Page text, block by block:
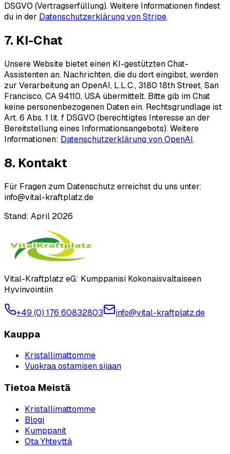
DSGVO (Vertragserfüllung). Weitere Informationen findest
du in der Datenschutzerklärung von Stripe.
7. KI-Chat
Unsere Website bietet einen KI-gestützten Chat-
Assistenten an. Nachrichten, die du dort eingibst, werden
zur Verarbeitung an OpenAI, L.L.C., 3180 18th Street, San
Francisco, CA 94110, USA übermittelt. Bitte gib im Chat
keine personenbezogenen Daten ein. Rechtsgrundlage ist
Art. 6 Abs. 1 lit. f DSGVO (berechtigtes Interesse an der
Bereitstellung eines Informationsangebots). Weitere
Informationen: Datenschutzerklärung von OpenAI.
8. Kontakt
Für Fragen zum Datenschutz erreichst du uns unter:
info@vital-kraftplatz.de
Stand: April 2026
Vital-Kraftplatz eG: Kumppanisi Kokonaisvaltaiseen
Hyvinvointiin
+49 (0) 176 60832803 info@vital-kraftplatz.de
Kauppa
Kristallimattomme
Vuokraa ostamisen sijaan
Tietoa Meistä
Kristallimattomme
Blogi
Kumppanit
Ota Yhteyttä